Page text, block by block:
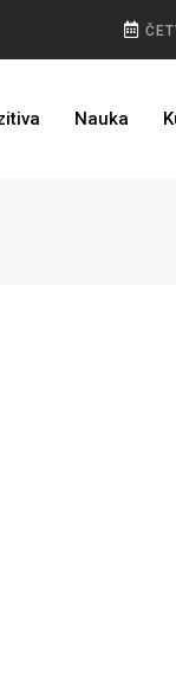
Nauka